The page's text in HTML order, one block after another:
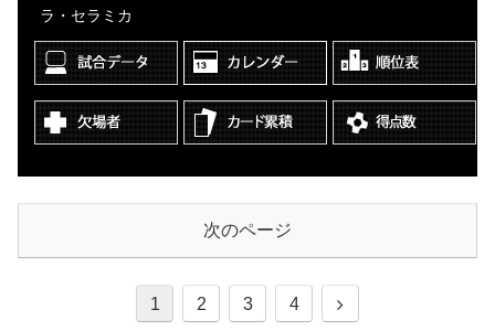
ラ・セラミカ
次のページ
1 2 3 4